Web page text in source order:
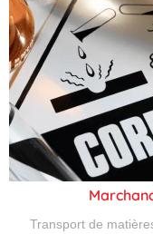
Transport de